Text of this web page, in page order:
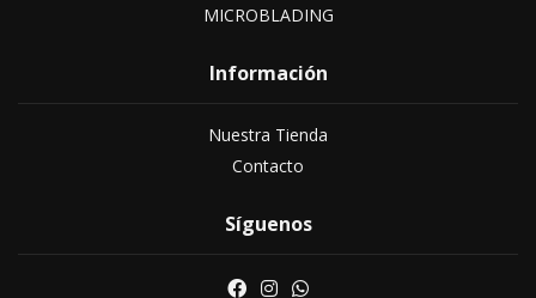
MICROBLADING
Información
Nuestra Tienda
Contacto
Síguenos